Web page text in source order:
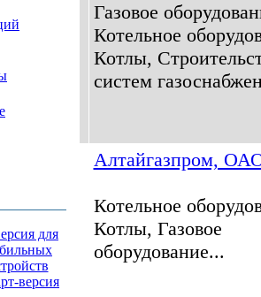
версия
Газовое
Котельное
Котлы,
систем
Алтайгазпром,
Котельное
Котлы, Газовое
оборудование...